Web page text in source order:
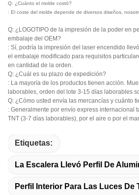
Q: ¿Cuánto el molde costó?
: El coste del molde depende de diversos diseños,
Q: ¿LOGOTIPO de la impresión de la poder en
embalaje del OEM?
: Sí, podría la impresión del laser encendido
el embalaje modificado para requisitos
en cantidad de la orden.
Q: ¿Cuál es su plazo de expedición?
: La mayoría de los productos tienen acción.
laborables, orden del lote 3-15 días laborables
Q: ¿Cómo usted envía las mercancías y cuánto
: Generalmente por envío express internacional
TNT (3-7 días laborables), por el aire o por el mar
Etiquetas:
La Escalera Llevó Perfil De
Perfil Interior Para Las Luces De